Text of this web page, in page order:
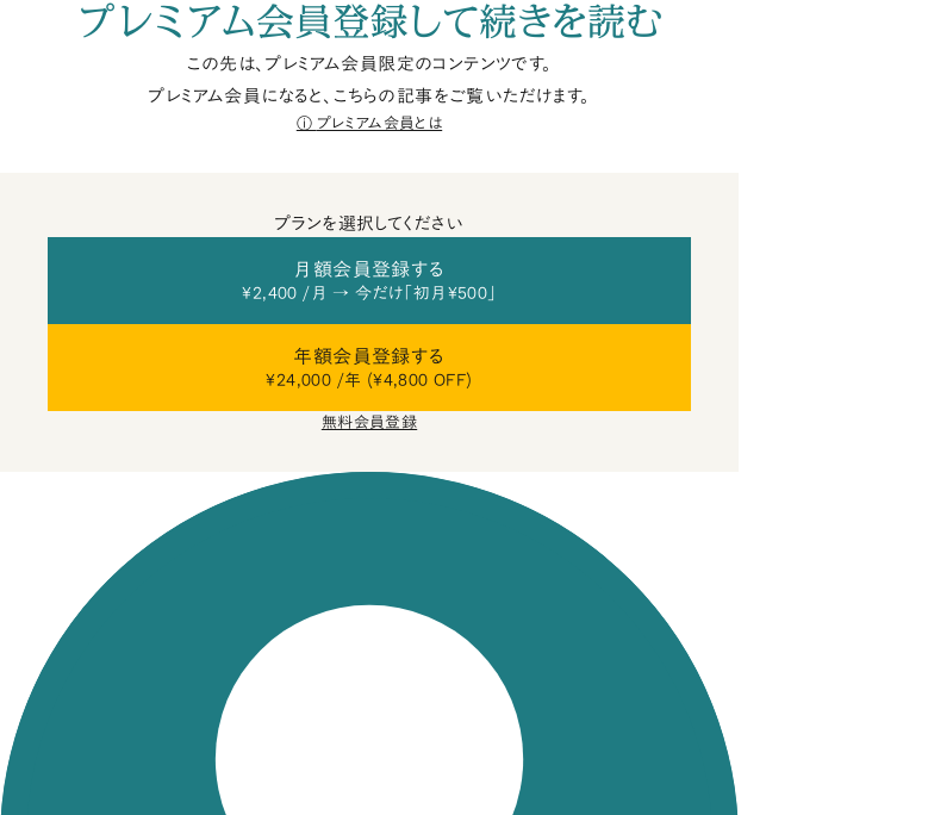
プレミアム会員登録して続きを読む
この先は、プレミアム会員限定のコンテンツです。
プレミアム会員になると、こちらの記事をご覧いただけます。
プレミアム会員とは
プランを選択してください
月額会員登録する
¥2,400 /月 → 今だけ「初月¥500」
年額会員登録する
¥24,000 /年 (¥4,800 OFF)
無料会員登録